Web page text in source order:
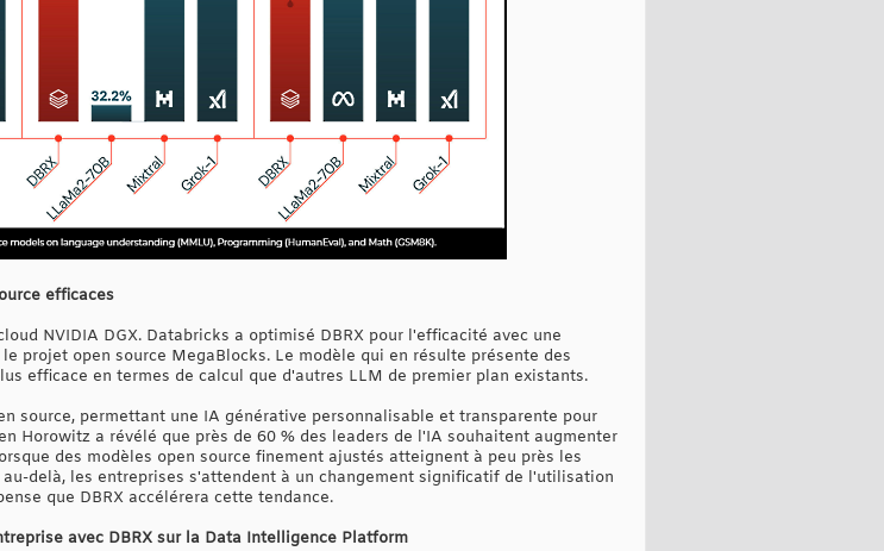
efficaces
NVIDIA DGX. Databricks a optimisé DBRX pour l'efficacité avec une
projet open source MegaBlocks. Le modèle qui en résulte présente des
efficace en termes de calcul que d'autres LLM de premier plan existants.
source, permettant une IA générative personnalisable et transparente pour
Horowitz a révélé que près de 60 % des leaders de l'IA souhaitent augmenter
des modèles open source finement ajustés atteignent à peu près les
delà, les entreprises s'attendent à un changement significatif de l'utilisation
que DBRX accélérera cette tendance.
avec DBRX sur la Data Intelligence Platform